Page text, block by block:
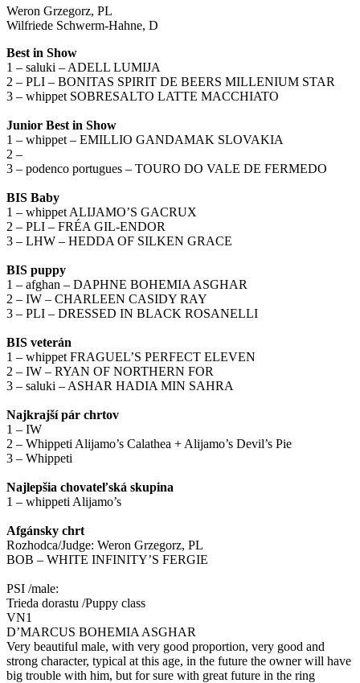
Weron Grzegorz, PL
Wilfriede Schwerm-Hahne, D
Best in Show
1 – saluki – ADELL LUMIJA
2 – PLI – BONITAS SPIRIT DE BEERS MILLENIUM STAR
3 – whippet SOBRESALTO LATTE MACCHIATO
Junior Best in Show
1 – whippet – EMILLIO GANDAMAK SLOVAKIA
2 –
3 – podenco portugues – TOURO DO VALE DE FERMEDO
BIS Baby
1 – whippet ALIJAMO’S GACRUX
2 – PLI – FRÉA GIL-ENDOR
3 – LHW – HEDDA OF SILKEN GRACE
BIS puppy
1 – afghan – DAPHNE BOHEMIA ASGHAR
2 – IW – CHARLEEN CASIDY RAY
3 – PLI – DRESSED IN BLACK ROSANELLI
BIS veterán
1 – whippet FRAGUEL’S PERFECT ELEVEN
2 – IW – RYAN OF NORTHERN FOR
3 – saluki – ASHAR HADIA MIN SAHRA
Najkrajší pár chrtov
1 – IW
2 – Whippeti Alijamo’s Calathea + Alijamo’s Devil’s Pie
3 – Whippeti
Najlepšia chovateľská skupina
1 – whippeti Alijamo’s
Afgánsky chrt
Rozhodca/Judge: Weron Grzegorz, PL
BOB – WHITE INFINITY’S FERGIE
PSI /male:
Trieda dorastu /Puppy class
VN1
D’MARCUS BOHEMIA ASGHAR
Very beautiful male, with very good proportion, very good and
strong character, typical at this age, in the future the owner will have
big trouble with him, but for sure with great future in the ring